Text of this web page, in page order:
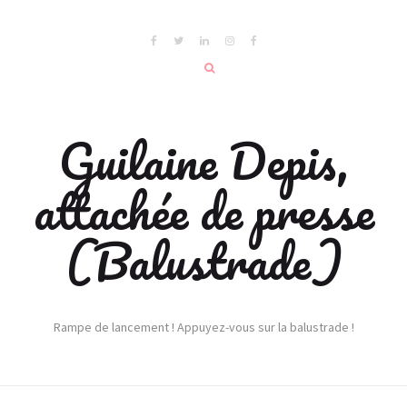
Guilaine Depis,
attachée de presse
(Balustrade)
Rampe de lancement ! Appuyez-vous sur la balustrade !